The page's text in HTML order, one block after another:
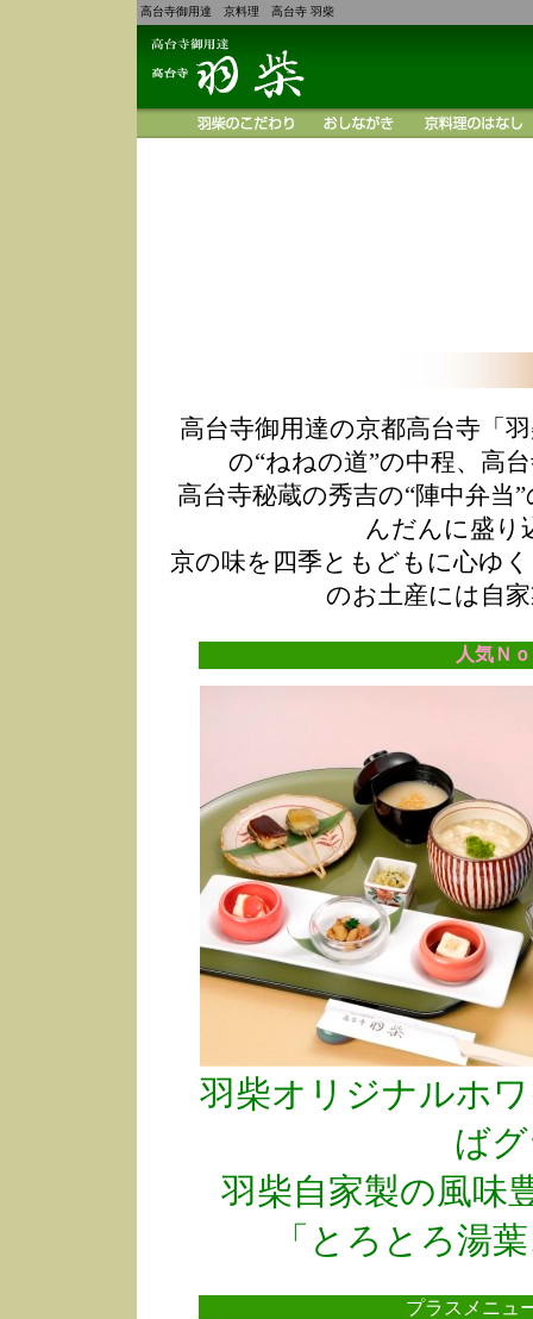
高台寺御用達 京料理 高台寺 羽柴
高台寺御用達の京都高台寺「
の“ねねの道”の中程、高
高台寺秘蔵の秀吉の“陣中弁
んだんに盛り
京の味を四季ともどもに心ゆ
のお土産には自
人気Ｎ
羽柴オリジナルホ
ば
羽柴自家製の風味
「とろとろ湯
プラスメニ